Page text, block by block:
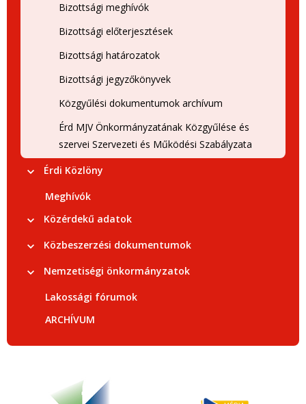
Bizottsági meghívók
Bizottsági előterjesztések
Bizottsági határozatok
Bizottsági jegyzőkönyvek
Közgyűlési dokumentumok archívum
Érd MJV Önkormányzatának Közgyűlése és
szervei Szervezeti és Működési Szabályzata
Érdi Közlöny
Meghívók
Közérdekű adatok
Közbeszerzési dokumentumok
Nemzetiségi önkormányzatok
Lakossági fórumok
ARCHÍVUM